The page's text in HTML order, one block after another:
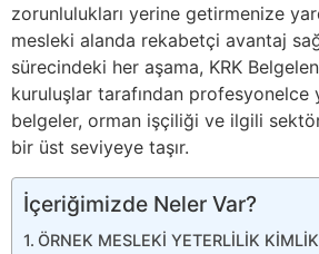
zorunlulukları yerine getirmenize
mesleki alanda rekabetçi avantaj
sürecindeki her aşama, KRK
kuruluşlar tarafından profesyonelce
belgeler, orman işçiliği ve ilgili
bir üst seviyeye taşır.
İçeriğimizde Neler Var?
ÖRNEK MESLEKİ YETERLİLİK